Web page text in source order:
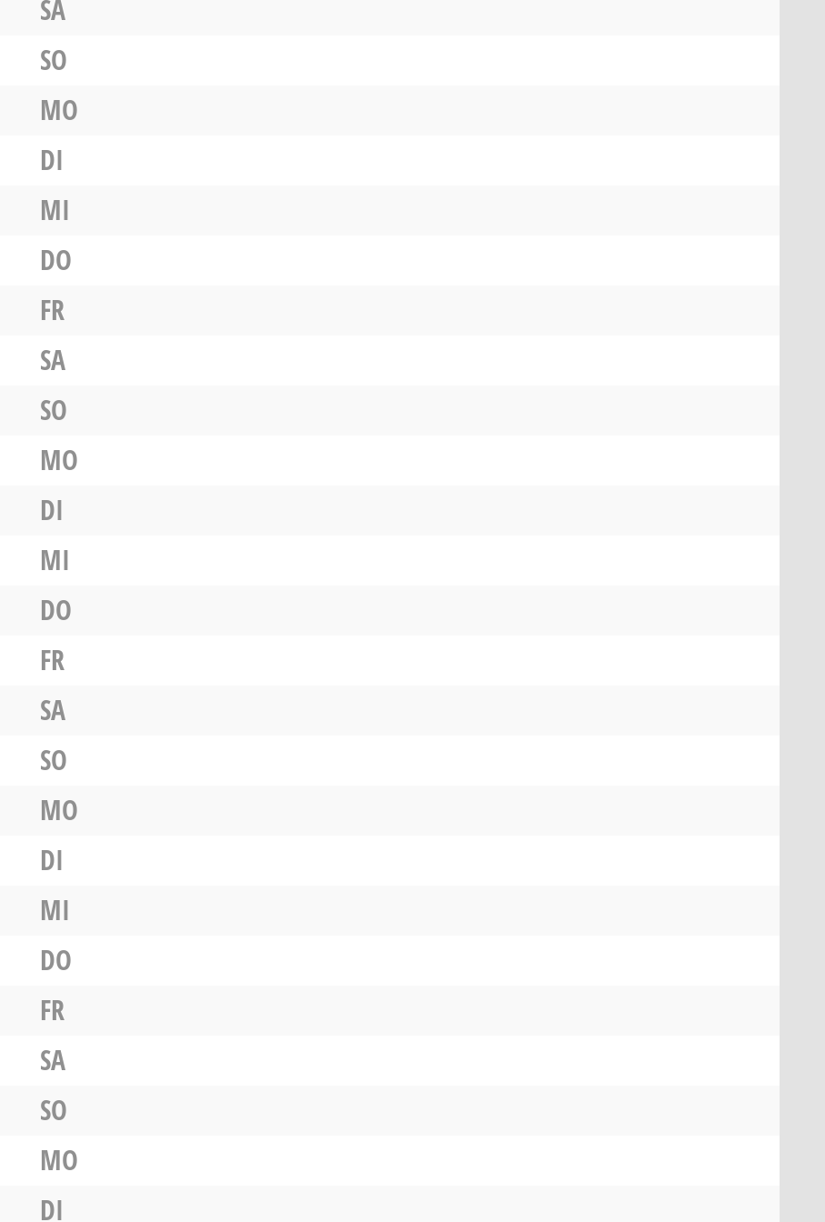
SA
SO
MO
DI
MI
DO
FR
SA
SO
MO
DI
MI
DO
FR
SA
SO
MO
DI
MI
DO
FR
SA
SO
MO
DI